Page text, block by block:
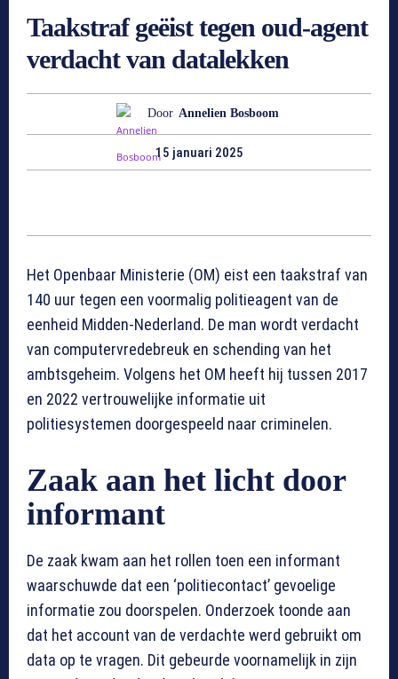
Taakstraf geëist tegen oud-agent
verdacht van datalekken
Door Annelien Bosboom
15 januari 2025
Het Openbaar Ministerie (OM) eist een taakstraf van
140 uur tegen een voormalig politieagent van de
eenheid Midden-Nederland. De man wordt verdacht
van computervredebreuk en schending van het
ambtsgeheim. Volgens het OM heeft hij tussen 2017
en 2022 vertrouwelijke informatie uit
politiesystemen doorgespeeld naar criminelen.
Zaak aan het licht door
informant
De zaak kwam aan het rollen toen een informant
waarschuwde dat een ‘politiecontact’ gevoelige
informatie zou doorspelen. Onderzoek toonde aan
dat het account van de verdachte werd gebruikt om
data op te vragen. Dit gebeurde voornamelijk in zijn